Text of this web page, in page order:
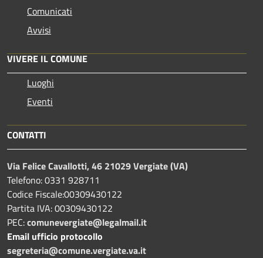
Comunicati
Avvisi
VIVERE IL COMUNE
Luoghi
Eventi
CONTATTI
Via Felice Cavallotti, 46 21029 Vergiate (VA)
Telefono: 0331 928711
Codice Fiscale:00309430122
Partita IVA: 00309430122
PEC:comunevergiate@legalmail.it
Email ufficio protocollo
segreteria@comune.vergiate.va.it